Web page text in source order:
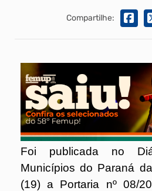
Compartilhe:
Foi publicada no
Municípios do Paraná
(19) a Portaria nº 08/